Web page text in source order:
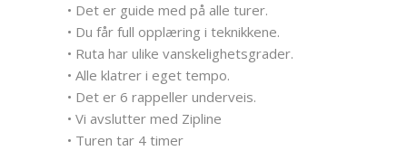
• Det er guide med på alle turer.
• Du får full opplæring i teknikkene.
• Ruta har ulike vanskelighetsgrader.
• Alle klatrer i eget tempo.
• Det er 6 rappeller underveis.
• Vi avslutter med Zipline
• Turen tar 4 timer